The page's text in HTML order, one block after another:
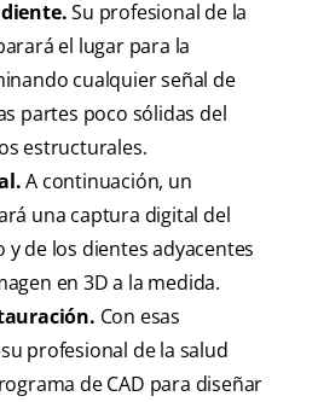
Su profesional de la
el lugar para la
cualquier señal de
partes poco sólidas del
estructurales.
A continuación, un
una captura digital del
de los dientes adyacentes
en 3D a la medida.
Con esas
profesional de la salud
de CAD para diseñar